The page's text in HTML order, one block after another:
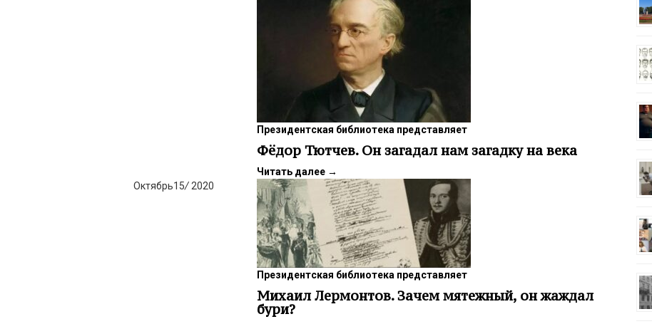
Президентская библиотека представляет
Фёдор Тютчев. Он загадал нам загадку на века
Читать далее →
Октябрь15/ 2020
Президентская библиотека представляет
Михаил Лермонтов. Зачем мятежный, он жаждал
бури?